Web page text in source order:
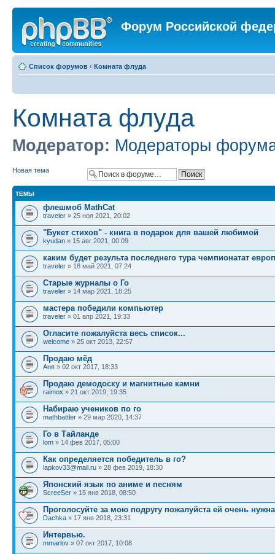
Форум Российской
Список форумов ‹ Комната флуда
Комната флуда
Модератор: Модераторы
Новая тема
ТЕМЫ
флешмоб MathCat
traveler » 25 ноя 2021, 20:02
"Букет стихов" - книга в подарок для вашей любимой
kyudan » 15 авг 2021, 00:09
каким будет результа последнего тура чемпионатат
traveler » 18 май 2021, 07:24
Старые журналы о Го
traveler » 14 мар 2021, 18:25
мастера победили компьютер
traveler » 01 апр 2021, 19:33
Огласите пожалуйста весь список...
welcome » 25 окт 2013, 22:57
Продаю мёд
Аня » 02 окт 2017, 18:33
Продаю демодоску и магнитные камни
raimox » 21 окт 2019, 19:35
Набираю учеников по го
mathbattler » 29 мар 2020, 14:37
Го в Тайланде
lom » 14 фев 2017, 05:00
Как определяется победитель в го?
lapkov33@mail.ru » 28 фев 2019, 18:30
Японский язык по аниме и песням
ScreeSer » 15 янв 2018, 08:50
Проголосуйте за мою подругу пожалуйста ей очень
Dachka » 17 янв 2018, 23:31
Интервью.
mmarlov » 07 окт 2017, 10:08